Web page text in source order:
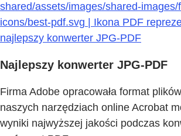
shared/assets/images/shared-
icons/best-pdf.svg | Ikona PDF
najlepszy konwerter JPG-PDF
Najlepszy konwerter JPG-PDF
Firma Adobe opracowała format
naszych narzędziach online Acrobat
wyniki najwyższej jakości podczas